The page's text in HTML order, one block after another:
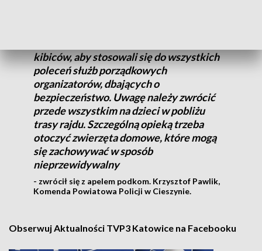
kibiców, aby stosowali się do wszystkich
poleceń służb porządkowych
organizatorów, dbających o
bezpieczeństwo. Uwagę należy zwrócić
przede wszystkim na dzieci w pobliżu
trasy rajdu. Szczególną opieką trzeba
otoczyć zwierzęta domowe, które mogą
się zachowywać w sposób
nieprzewidywalny
- zwrócił się z apelem podkom. Krzysztof Pawlik,
Komenda Powiatowa Policji w Cieszynie.
Obserwuj Aktualności TVP3 Katowice na Facebooku